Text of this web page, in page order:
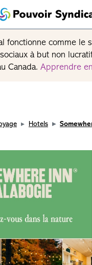
fonctionne comme le
à but non
Canada. Apprendre
Hotels